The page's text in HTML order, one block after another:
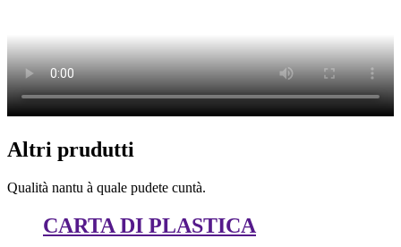
Altri prudutti
Qualità nantu à quale pudete cuntà.
CARTA DI PLASTICA